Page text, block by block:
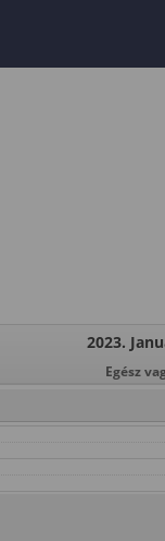
2023.
Egész